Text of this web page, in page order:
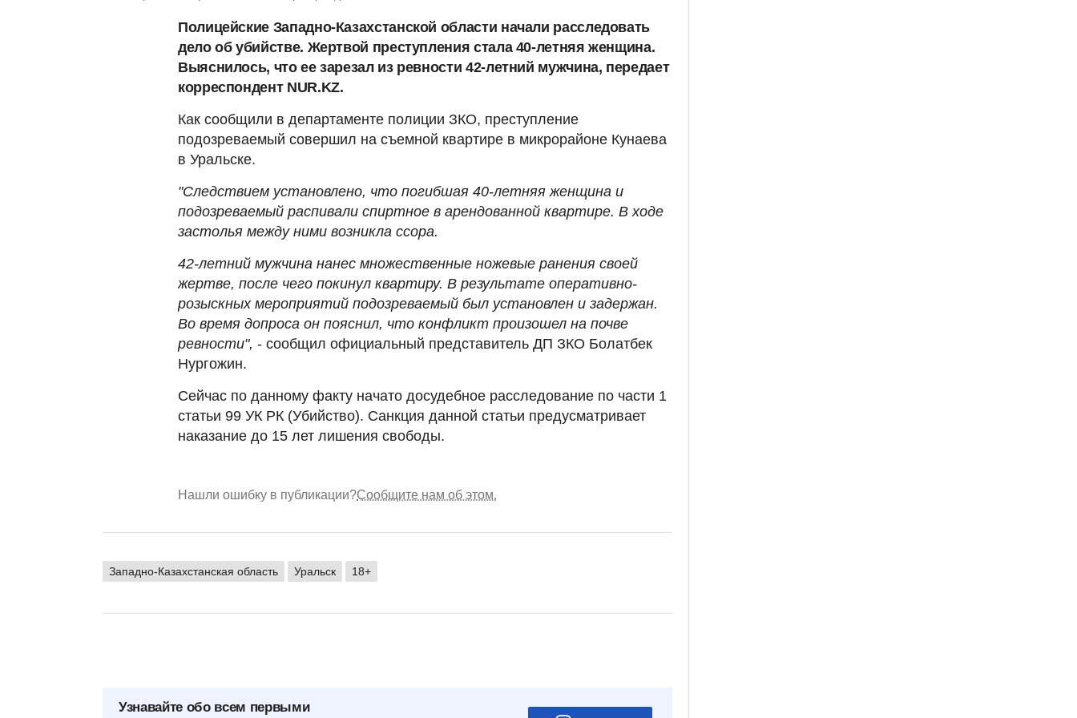
Полицейские Западно-Казахстанской области начали расследовать
дело об убийстве. Жертвой преступления стала 40-летняя женщина.
Выяснилось, что ее зарезал из ревности 42-летний мужчина, передает
корреспондент NUR.KZ.
Как сообщили в департаменте полиции ЗКО, преступление
подозреваемый совершил на съемной квартире в микрорайоне Кунаева
в Уральске.
"Следствием установлено, что погибшая 40-летняя женщина и
подозреваемый распивали спиртное в арендованной квартире. В ходе
застолья между ними возникла ссора.
42-летний мужчина нанес множественные ножевые ранения своей
жертве, после чего покинул квартиру. В результате оперативно-
розыскных мероприятий подозреваемый был установлен и задержан.
Во время допроса он пояснил, что конфликт произошел на почве
ревности", - сообщил официальный представитель ДП ЗКО Болатбек
Нургожин.
Сейчас по данному факту начато досудебное расследование по части 1
статьи 99 УК РК (Убийство). Санкция данной статьи предусматривает
наказание до 15 лет лишения свободы.
Нашли ошибку в публикации?Сообщите нам об этом.
Западно-Казахстанская область Уральск 18+
Узнавайте обо всем первыми